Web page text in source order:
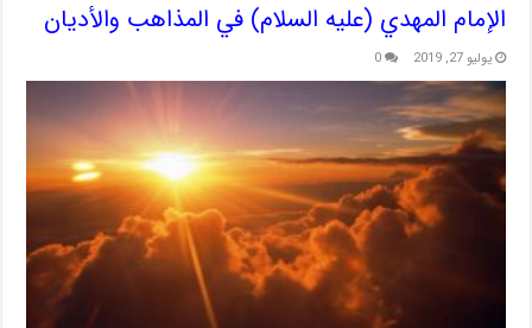
الإمام المهدي (عليه السلام) في المذاهب والأديان
يوليو 27, 2019 0